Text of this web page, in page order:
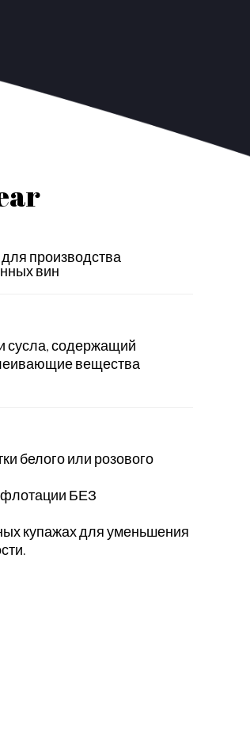
производства
вин
сусла, содержащий
вещества
белого или розового
флотации БЕЗ
купажах для уменьшения